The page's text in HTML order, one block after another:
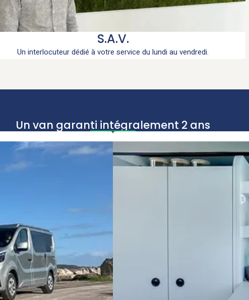
S.A.V.
Un interlocuteur dédié à votre service du lundi au vendredi.
Un van garanti intégralement 2 ans